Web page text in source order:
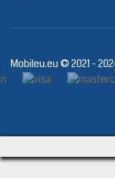
Mobileu.eu © 2021 -